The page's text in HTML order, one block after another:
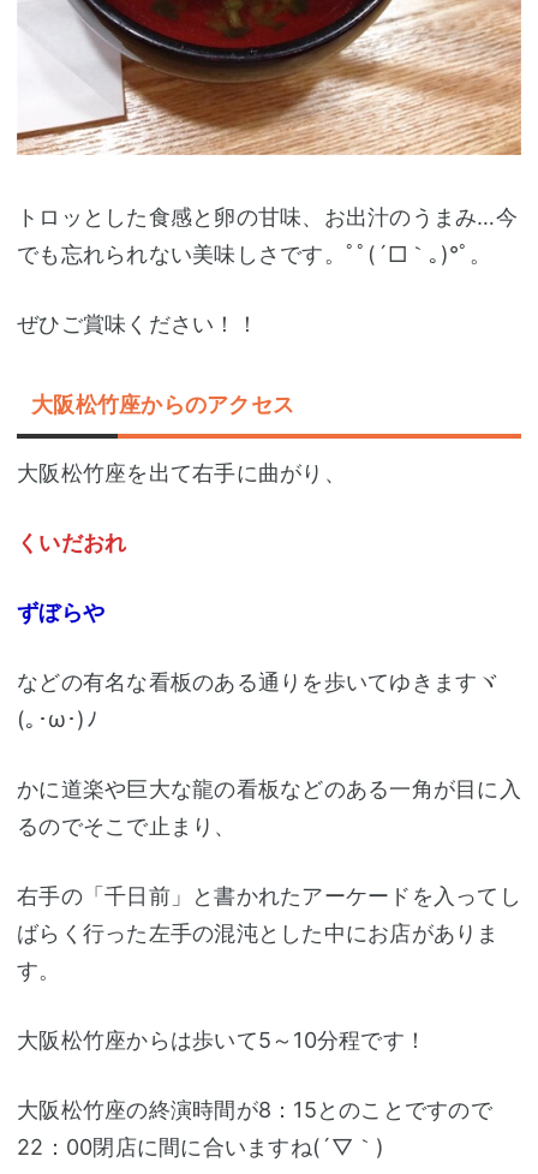
トロッとした食感と卵の甘味、お出汁のうまみ…今
でも忘れられない美味しさです。ﾟﾟ(´□｀｡)°ﾟ。
ぜひご賞味ください！！
大阪松竹座からのアクセス
大阪松竹座を出て右手に曲がり、
くいだおれ
ずぼらや
などの有名な看板のある通りを歩いてゆきますヾ
(｡･ω･)ﾉ
かに道楽や巨大な龍の看板などのある一角が目に入
るのでそこで止まり、
右手の「千日前」と書かれたアーケードを入ってし
ばらく行った左手の混沌とした中にお店がありま
す。
大阪松竹座からは歩いて5～10分程です！
大阪松竹座の終演時間が8：15とのことですので
22：00閉店に間に合いますね(´▽｀)